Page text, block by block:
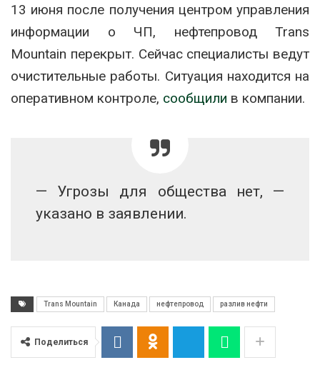
13 июня после получения центром управления
информации о ЧП, нефтепровод Trans
Mountain перекрыт. Сейчас специалисты ведут
очистительные работы. Ситуация находится на
оперативном контроле, сообщили в компании.
— Угрозы для общества нет, —
указано в заявлении.
Trans Mountain Канада нефтепровод разлив нефти
Поделиться